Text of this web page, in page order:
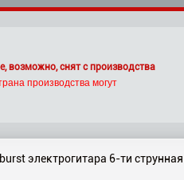
возможно, снят с производства
производства могут
электрогитара 6-ти струнная